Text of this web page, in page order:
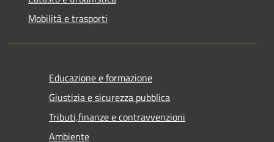
Mobilità e trasporti
Educazione e formazione
Giustizia e sicurezza pubblica
Tributi,finanze e contravvenzioni
Ambiente